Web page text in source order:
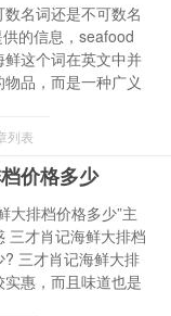
名词还是不可数名
的信息，seafood
这个词在英文中并
品，而是一种广义
列表
价格多少
大排档价格多少”主
三才肖记海鲜大排档
? 三才肖记海鲜大排
惠，而且味道也是